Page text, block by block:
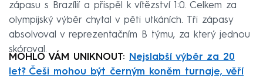
zápasu s Brazílií a přispěl k vítězství 1:0. Celkem za
olympijský výběr chytal v pěti utkáních. Tři zápasy
absolvoval v reprezentačním B týmu, za který jednou
skóroval.
MOHLO VÁM UNIKNOUT: Nejslabší výběr za 20
let? Češi mohou být černým koněm turnaje, věří